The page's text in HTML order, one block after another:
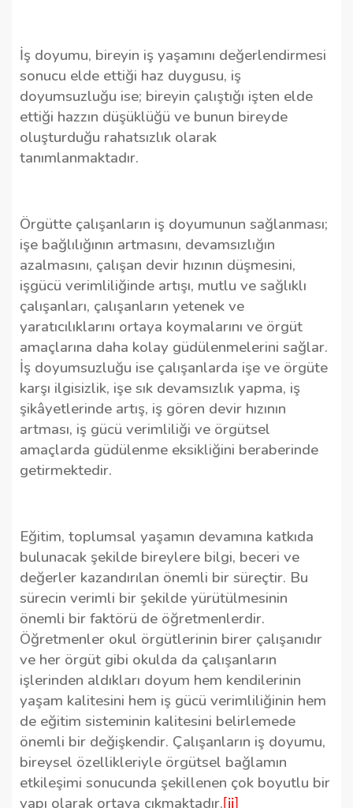
İş doyumu, bireyin iş yaşamını değerlendirmesi
sonucu elde ettiği haz duygusu, iş
doyumsuzluğu ise; bireyin çalıştığı işten elde
ettiği hazzın düşüklüğü ve bunun bireyde
oluşturduğu rahatsızlık olarak
tanımlanmaktadır.
Örgütte çalışanların iş doyumunun sağlanması;
işe bağlılığının artmasını, devamsızlığın
azalmasını, çalışan devir hızının düşmesini,
işgücü verimliliğinde artışı, mutlu ve sağlıklı
çalışanları, çalışanların yetenek ve
yaratıcılıklarını ortaya koymalarını ve örgüt
amaçlarına daha kolay güdülenmelerini sağlar.
İş doyumsuzluğu ise çalışanlarda işe ve örgüte
karşı ilgisizlik, işe sık devamsızlık yapma, iş
şikâyetlerinde artış, iş gören devir hızının
artması, iş gücü verimliliği ve örgütsel
amaçlarda güdülenme eksikliğini beraberinde
getirmektedir.
Eğitim, toplumsal yaşamın devamına katkıda
bulunacak şekilde bireylere bilgi, beceri ve
değerler kazandırılan önemli bir süreçtir. Bu
sürecin verimli bir şekilde yürütülmesinin
önemli bir faktörü de öğretmenlerdir.
Öğretmenler okul örgütlerinin birer çalışanıdır
ve her örgüt gibi okulda da çalışanların
işlerinden aldıkları doyum hem kendilerinin
yaşam kalitesini hem iş gücü verimliliğinin hem
de eğitim sisteminin kalitesini belirlemede
önemli bir değişkendir. Çalışanların iş doyumu,
bireysel özellikleriyle örgütsel bağlamın
etkileşimi sonucunda şekillenen çok boyutlu bir
yapı olarak ortaya çıkmaktadır. [ii]